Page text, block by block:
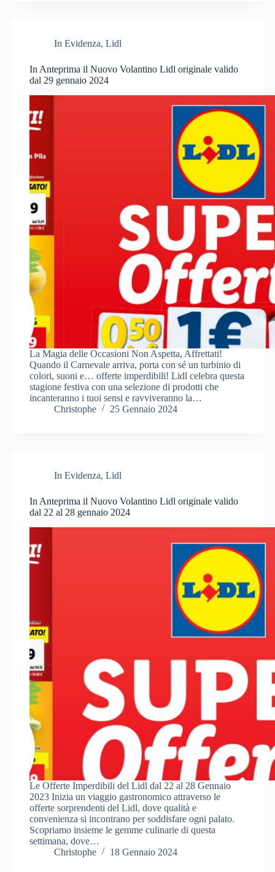
In Evidenza, Lidl
In Anteprima il Nuovo Volantino Lidl originale valido
dal 29 gennaio 2024
La Magia delle Occasioni Non Aspetta, Affrettati!
Quando il Carnevale arriva, porta con sé un turbinio di
colori, suoni e… offerte imperdibili! Lidl celebra questa
stagione festiva con una selezione di prodotti che
incanteranno i tuoi sensi e ravviveranno la…
Christophe
25 Gennaio 2024
In Evidenza, Lidl
In Anteprima il Nuovo Volantino Lidl originale valido
dal 22 al 28 gennaio 2024
Le Offerte Imperdibili del Lidl dal 22 al 28 Gennaio
2023 Inizia un viaggio gastronomico attraverso le
offerte sorprendenti del Lidl, dove qualità e
convenienza si incontrano per soddisfare ogni palato.
Scopriamo insieme le gemme culinarie di questa
settimana, dove…
Christophe
18 Gennaio 2024